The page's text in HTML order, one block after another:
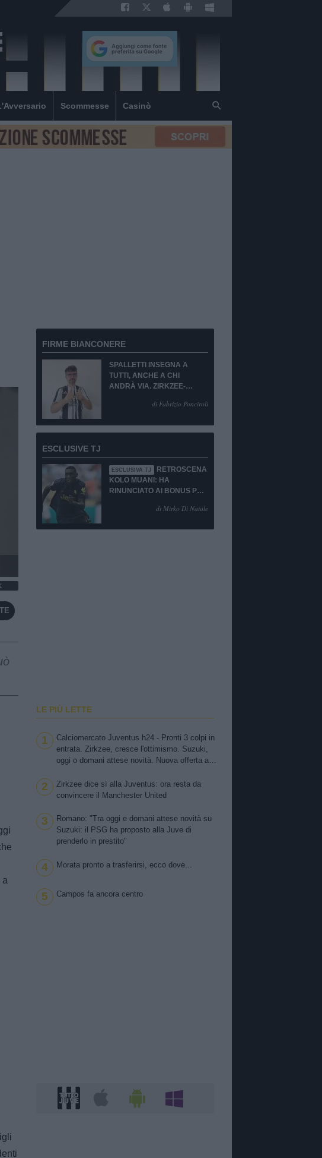
Scommesse Casinò
a
FIRME BIANCONERE
SPALLETTI INSEGNA A
TUTTI, ANCHE A CHI
ANDRÀ VIA. ZIRKZEE-
di Fabrizio Ponciroli
ESCLUSIVE TJ
ESCLUSIVA TJ
RETROSCENA
KOLO MUANI: HA
RINUNCIATO AI BONUS PUR
di Mirko Di Natale
LE PIÙ LETTE
1
Calciomercato Juventus h24 - Pronti 3 colpi in
entrata. Zirkzee, cresce l'ottimismo. Suzuki,
oggi o domani attese novità. Nuova offerta a
pista fredda. Balerdi resta nei radar. David in
bilico
2
Zirkzee dice sì alla Juventus: ora resta da
convincere il Manchester United
3
Romano: "Tra oggi e domani attese novità su
Suzuki: il PSG ha proposto alla Juve di
prenderlo in prestito"
4 Morata pronto a trasferirsi, ecco dove...
5 Campos fa ancora centro